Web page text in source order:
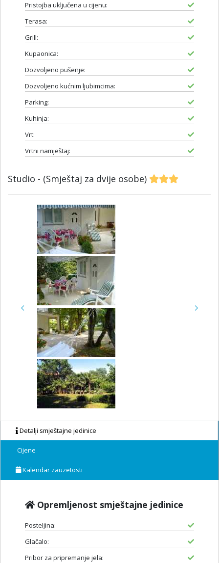
Pristojba uključena u cijenu:
Terasa:
Grill:
Kupaonica:
Dozvoljeno pušenje:
Dozvoljeno kućnim ljubimcima:
Parking:
Kuhinja:
Vrt:
Vrtni namještaj:
Studio - (Smještaj za dvije osobe)
Previous Next
Detalji smještajne jedinice
Cijene
Kalendar zauzetosti
Opremljenost smještajne jedinice
Posteljina:
Glačalo:
Pribor za pripremanje jela: